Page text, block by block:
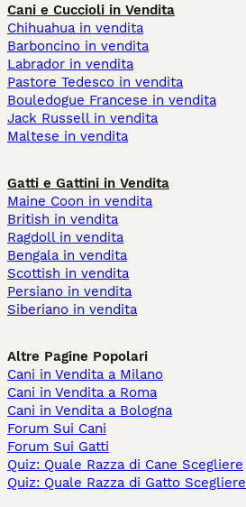
Cani e Cuccioli in Vendita
Chihuahua in vendita
Barboncino in vendita
Labrador in vendita
Pastore Tedesco in vendita
Bouledogue Francese in vendita
Jack Russell in vendita
Maltese in vendita
Gatti e Gattini in Vendita
Maine Coon in vendita
British in vendita
Ragdoll in vendita
Bengala in vendita
Scottish in vendita
Persiano in vendita
Siberiano in vendita
Altre Pagine Popolari
Cani in Vendita a Milano
Cani in Vendita a Roma
Cani in Vendita a Bologna
Forum Sui Cani
Forum Sui Gatti
Quiz: Quale Razza di Cane Scegliere
Quiz: Quale Razza di Gatto Scegliere